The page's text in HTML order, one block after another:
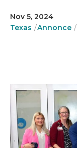
Nov 5, 2024
Texas
Annonce